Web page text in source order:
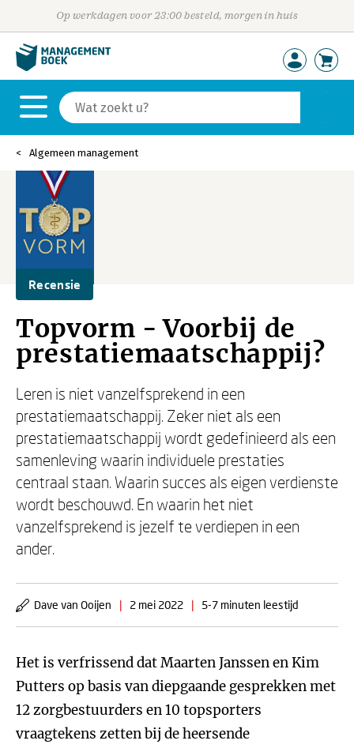
Op werkdagen voor 23:00 besteld, morgen in huis
Algemeen management
Recensie
Topvorm - Voorbij de
prestatiemaatschappij?
Leren is niet vanzelfsprekend in een
prestatiemaatschappij. Zeker niet als een
prestatiemaatschappij wordt gedefinieerd als een
samenleving waarin individuele prestaties
centraal staan. Waarin succes als eigen verdienste
wordt beschouwd. En waarin het niet
vanzelfsprekend is jezelf te verdiepen in een
ander.
Dave van Ooijen | 2 mei 2022 | 5-7 minuten leestijd
Het is verfrissend dat Maarten Janssen en Kim
Putters op basis van diepgaande gesprekken met
12 zorgbestuurders en 10 topsporters
vraagtekens zetten bij de heersende